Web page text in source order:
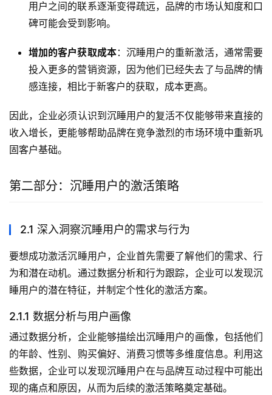
用户之间的联系逐渐变得疏远，品牌的市场认知度和口
碑可能会受到影响。
增加的客户获取成本：沉睡用户的重新激活，通常需要
投入更多的营销资源，因为他们已经失去了与品牌的情
感连接，相比于新客户的获取，成本更高。
因此，企业必须认识到沉睡用户的复活不仅能够带来直接的
收入增长，更能够帮助品牌在竞争激烈的市场环境中重新巩
固客户基础。
第二部分：沉睡用户的激活策略
2.1 深入洞察沉睡用户的需求与行为
要想成功激活沉睡用户，企业首先需要了解他们的需求、行
为和潜在动机。通过数据分析和行为跟踪，企业可以发现沉
睡用户的潜在特征，并制定个性化的激活方案。
2.1.1 数据分析与用户画像
通过数据分析，企业能够描绘出沉睡用户的画像，包括他们
的年龄、性别、购买偏好、消费习惯等多维度信息。利用这
些数据，企业可以发现沉睡用户在与品牌互动过程中可能出
现的痛点和原因，从而为后续的激活策略奠定基础。